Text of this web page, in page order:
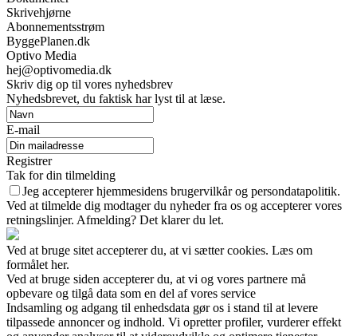
Skrivehjørne
Abonnementsstrøm
ByggePlanen.dk
Optivo Media
hej@optivomedia.dk
Skriv dig op til vores nyhedsbrev
Nyhedsbrevet, du faktisk har lyst til at læse.
E-mail
Registrer
Tak for din tilmelding
Jeg accepterer hjemmesidens brugervilkår og persondatapolitik.
Ved at tilmelde dig modtager du nyheder fra os og accepterer vores
retningslinjer. Afmelding? Det klarer du let.
Ved at bruge sitet accepterer du, at vi sætter cookies. Læs om
formålet her.
Ved at bruge siden accepterer du, at vi og vores partnere må
opbevare og tilgå data som en del af vores service
Indsamling og adgang til enhedsdata gør os i stand til at levere
tilpassede annoncer og indhold. Vi opretter profiler, vurderer effekt